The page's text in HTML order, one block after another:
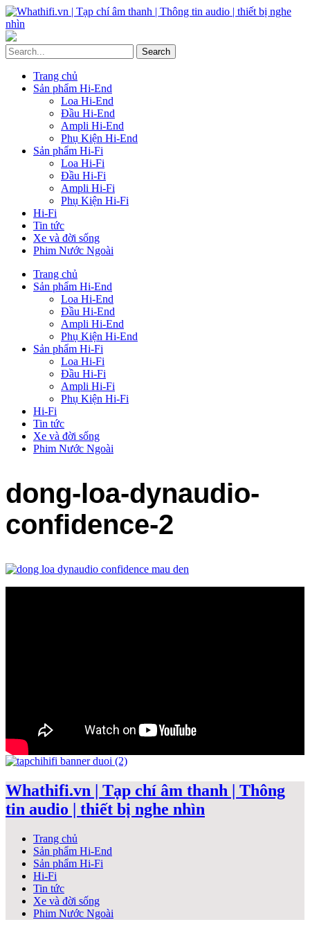
Trang chủ
Sản phẩm Hi-End
Loa Hi-End
Đầu Hi-End
Ampli Hi-End
Phụ Kiện Hi-End
Sản phẩm Hi-Fi
Loa Hi-Fi
Đầu Hi-Fi
Ampli Hi-Fi
Phụ Kiện Hi-Fi
Hi-Fi
Tin tức
Xe và đời sống
Phim Nước Ngoài
Trang chủ
Sản phẩm Hi-End
Loa Hi-End
Đầu Hi-End
Ampli Hi-End
Phụ Kiện Hi-End
Sản phẩm Hi-Fi
Loa Hi-Fi
Đầu Hi-Fi
Ampli Hi-Fi
Phụ Kiện Hi-Fi
Hi-Fi
Tin tức
Xe và đời sống
Phim Nước Ngoài
dong-loa-dynaudio-
confidence-2
Whathifi.vn | Tạp chí âm thanh | Thông
tin audio | thiết bị nghe nhìn
Trang chủ
Sản phẩm Hi-End
Sản phẩm Hi-Fi
Hi-Fi
Tin tức
Xe và đời sống
Phim Nước Ngoài